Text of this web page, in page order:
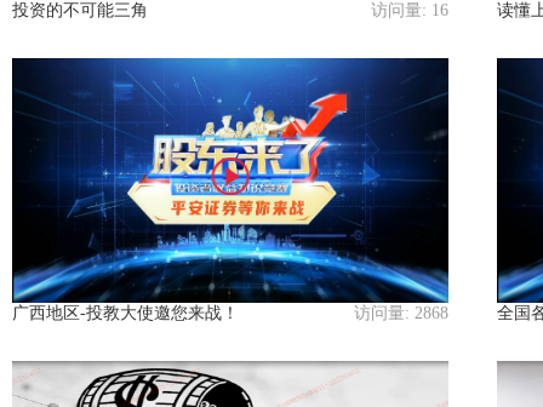
投资的不可能三角 访问量: 16 读懂
广西地区-投教大使邀您来战！ 访问量: 2868 全国